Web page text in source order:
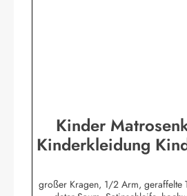
Kinder
Kinderkleidung
großer Kragen, 1/2 Arm, geraffelte